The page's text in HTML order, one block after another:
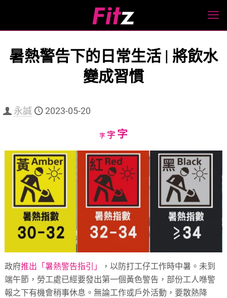
暑熱警告下的日常生活 | 將飲水
變成習慣
永誠 2023-05-20
字Decrease
size.
字Reset
size.
字Increase
size.
政府推出「暑熱警告指引」
，以防打工仔工作時中暑。未到
端午節，勞工處已經要發出第一個黃色警告，部份工人喺警
報之下有機會稍事休息。無論工作或戶外活動，要散熱降